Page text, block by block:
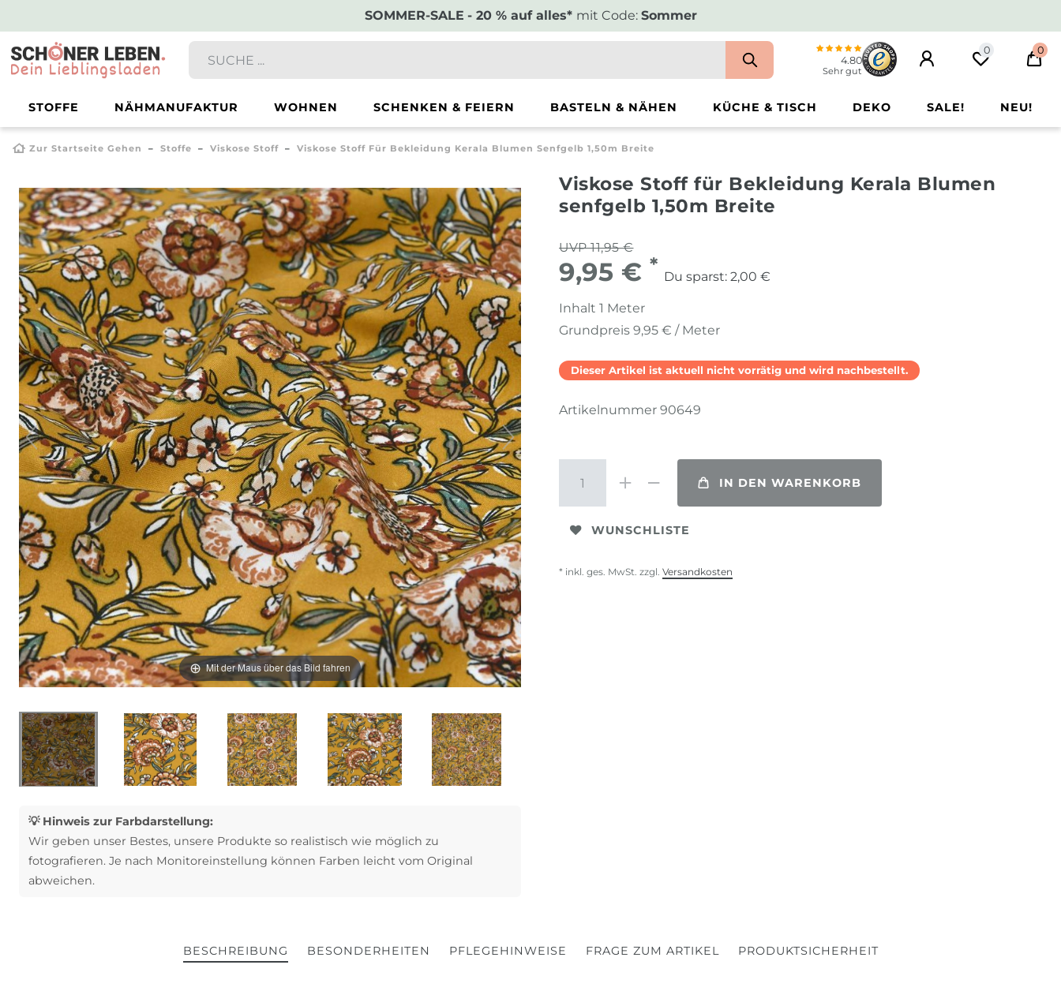
SOMMER-SALE - 20 % auf alles* mit Code: Sommer
4.80
Sehr gut
0 0
STOFFE NÄHMANUFAKTUR WOHNEN SCHENKEN & FEIERN BASTELN & NÄHEN KÜCHE & TISCH DEKO SALE! NEU!
Zur Startseite Gehen Stoffe Viskose Stoff Viskose Stoff Für Bekleidung Kerala Blumen Senfgelb 1,50m Breite
Mit der Maus über das Bild fahren
💡 Hinweis zur Farbdarstellung:
Wir geben unser Bestes, unsere Produkte so realistisch wie möglich zu
fotografieren. Je nach Monitoreinstellung können Farben leicht vom Original
abweichen.
Viskose Stoff für Bekleidung Kerala Blumen
senfgelb 1,50m Breite
UVP 11,95 €
9,95 € *
Du sparst: 2,00 €
Inhalt 1 Meter
Grundpreis 9,95 € / Meter
Dieser Artikel ist aktuell nicht vorrätig und wird nachbestellt.
Artikelnummer 90649
IN DEN WARENKORB
WUNSCHLISTE
* inkl. ges. MwSt. zzgl. Versandkosten
BESCHREIBUNG BESONDERHEITEN PFLEGEHINWEISE FRAGE ZUM ARTIKEL PRODUKTSICHERHEIT